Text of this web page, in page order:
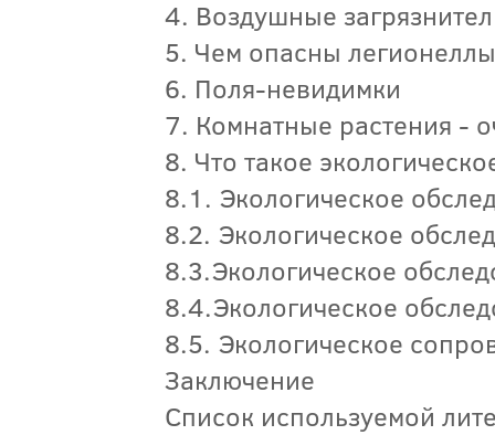
4. Воздушные
5. Чем опасны
6. Поля-невидимки
7. Комнатные растения -
8. Что такое
8.1. Экологическое
8.2. Экологическое
8.3.Экологическое
8.4.Экологическое
8.5. Экологическое
Заключение
Список используемой